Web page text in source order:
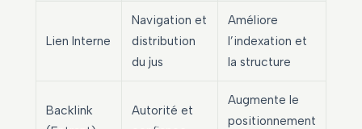
Lien Interne
Navigation et
distribution
du jus
Améliore
l’indexation et
la structure
Backlink
Autorité et
Augmente le
positionnement